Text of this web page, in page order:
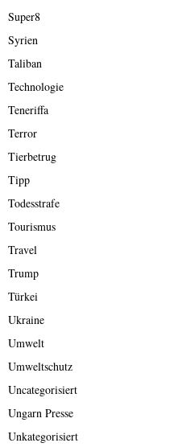
Super8
Syrien
Taliban
Technologie
Teneriffa
Terror
Tierbetrug
Tipp
Todesstrafe
Tourismus
Travel
Trump
Türkei
Ukraine
Umwelt
Umweltschutz
Uncategorisiert
Ungarn Presse
Unkategorisiert